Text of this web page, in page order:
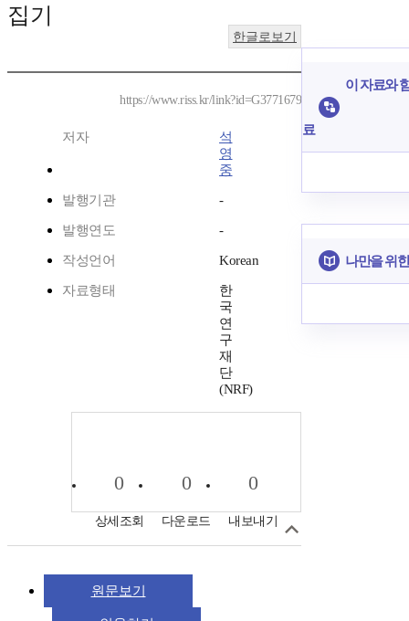
집기
한글로보기
https://www.riss.kr/link?id=G3771679
저자
석
영
중
발행기관 -
발행연도 -
작성언어 Korean
자료형태
한
국
연
구
재
단
(NRF)
0
상세조회
0
다운로드
0
내보내기
원문보기
이 자료와
료
나만을 위